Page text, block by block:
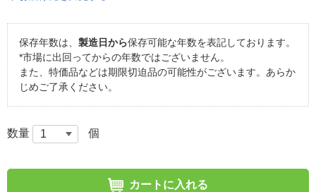
保存年数は、 製造日から保存可能な年数を表記しております。
*市場に出回ってからの年数ではございません。
また、特価品などは期限切迫品の可能性がございます。あらか
じめご了承ください。
数量 個
カートに入れる